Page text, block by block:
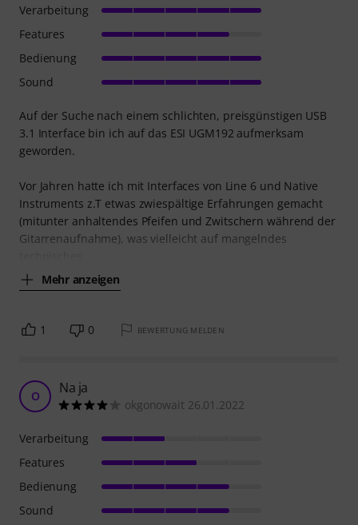
Auf der Suche nach einem schlichten, preisgünstigen USB
3.1 Interface bin ich auf das ESI UGM192 aufmerksam
geworden.
Vor Jahren hatte ich mit Interfaces von Line 6 und Native
Instruments z.T etwas zwiespältige Erfahrungen gemacht
(mitunter anhaltendes Pfeifen und Zwitschern während der
Gitarrenaufnahme), was vielleicht auf mangelndes
Mehr anzeigen
Verarbeitung
Features
Bedienung
Sound
1 0 BEWERTUNG MELDEN
O Na ja
okgonowait 26.01.2022
Verarbeitung
Features
Bedienung
Sound